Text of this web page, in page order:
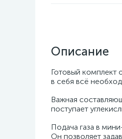
Описание
Готовый комплект
в себя всё
Важная
поступает
Подача газа в
Он позволяет